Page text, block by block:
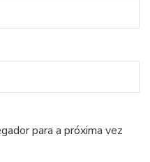
para a próxima vez